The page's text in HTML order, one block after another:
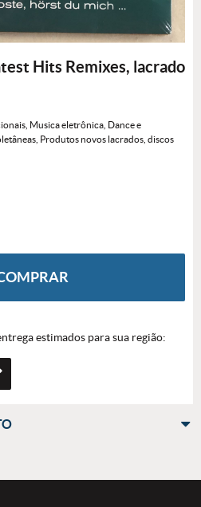
Hits Remixes, lacrado
Musica eletrônica, Dance e
Produtos novos lacrados discos
estimados para sua região: